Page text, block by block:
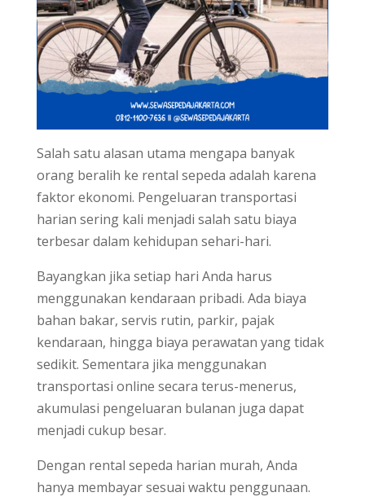
Salah satu alasan utama mengapa banyak
orang beralih ke rental sepeda adalah karena
faktor ekonomi. Pengeluaran transportasi
harian sering kali menjadi salah satu biaya
terbesar dalam kehidupan sehari-hari.
Bayangkan jika setiap hari Anda harus
menggunakan kendaraan pribadi. Ada biaya
bahan bakar, servis rutin, parkir, pajak
kendaraan, hingga biaya perawatan yang tidak
sedikit. Sementara jika menggunakan
transportasi online secara terus-menerus,
akumulasi pengeluaran bulanan juga dapat
menjadi cukup besar.
Dengan rental sepeda harian murah, Anda
hanya membayar sesuai waktu penggunaan.